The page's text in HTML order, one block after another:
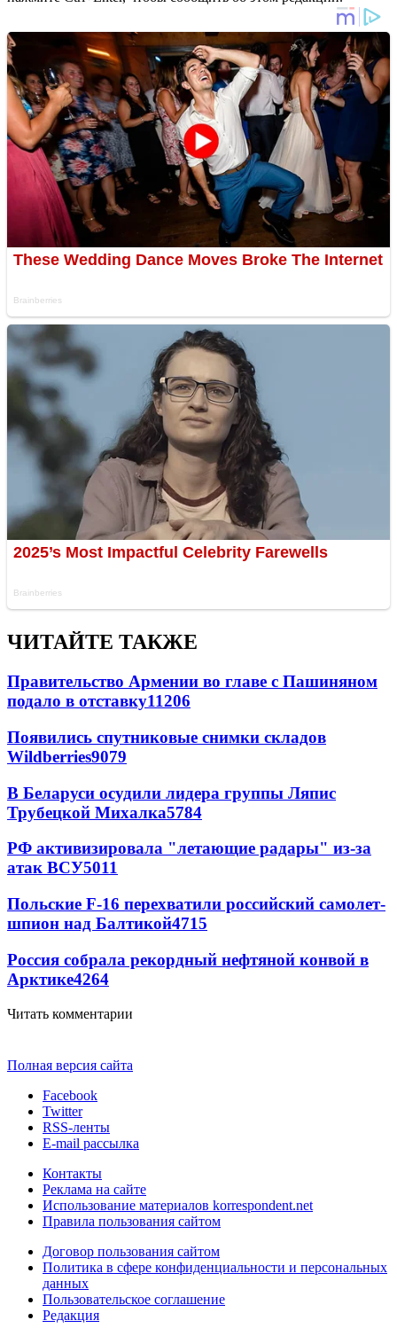
ЧИТАЙТЕ ТАКЖЕ
Правительство Армении во главе с Пашиняном
подало в отставку11206
Появились спутниковые снимки складов
Wildberries9079
В Беларуси осудили лидера группы Ляпис
Трубецкой Михалка5784
РФ активизировала "летающие радары" из-за
атак ВСУ5011
Польские F-16 перехватили российский самолет-
шпион над Балтикой4715
Россия собрала рекордный нефтяной конвой в
Арктике4264
Читать комментарии
Полная версия сайта
Facebook
Twitter
RSS-ленты
E-mail рассылка
Контакты
Реклама на сайте
Использование материалов korrespondent.net
Правила пользования сайтом
Договор пользования сайтом
Политика в сфере конфиденциальности и персональных
данных
Пользовательское соглашение
Редакция